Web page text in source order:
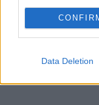
Data Deletion
Aš nemokėjau
savimi, todėl
alkoholio.